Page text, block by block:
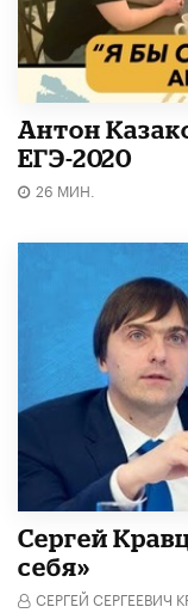
Антон
ЕГЭ-2020
26 МИН.
Сергей
себя»
СЕРГЕЙ СЕРГЕЕВИЧ